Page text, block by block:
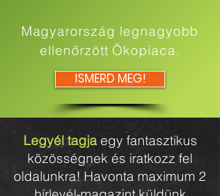
Magyarország legnagyobb
ellenőrzött Ökopiaca.
ISMERD MEG!
Legyél tagjaegy fantasztikus
közösségnek és iratkozz fel
oldalunkra! Havonta maximum 2